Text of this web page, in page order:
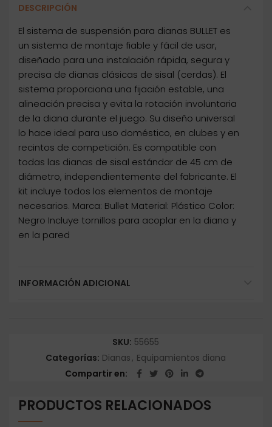
DESCRIPCIÓN
El sistema de suspensión para dianas BULLET es
un sistema de montaje fiable y fácil de usar,
diseñado para una instalación rápida, segura y
precisa de dianas clásicas de sisal (cerdas). El
sistema proporciona una fijación estable, una
alineación precisa y evita la rotación involuntaria
de la diana durante el juego. Su diseño universal
lo hace ideal para uso doméstico, en clubes y en
recintos de competición. Es compatible con
todas las dianas de sisal estándar de 45 cm de
diámetro, independientemente del fabricante. El
kit incluye todos los elementos de montaje
necesarios. Marca: Bullet Material: Plástico Color:
Negro Incluye tornillos para acoplar en la diana y
en la pared
INFORMACIÓN ADICIONAL
SKU: 55655
Categorías: Dianas, Equipamientos diana
Compartir en
PRODUCTOS RELACIONADOS